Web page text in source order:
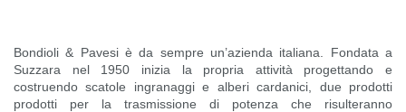
Bondioli & Pavesi è da sempre un’azienda italiana. Fondata a
Suzzara nel 1950 inizia la propria attività progettando e
costruendo scatole ingranaggi e alberi cardanici, due prodotti
prodotti per la trasmissione di potenza che risulteranno